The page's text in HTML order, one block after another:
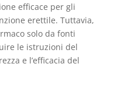
efficace per gli
erettile. Tuttavia,
solo da fonti
le istruzioni del
e l’efficacia del